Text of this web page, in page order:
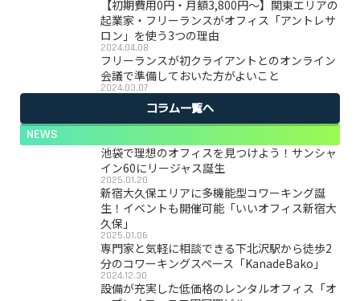
【初期費用0円・月額3,800円〜】関東エリアの
起業家・フリーランスがオフィス「アントレサ
ロン」を使う3つの理由
2024.04.08
フリーランスが初クライアントとのオンライン
会議で準備しておいた方がよいこと
2024.03.07
コラム一覧へ
NEWS
池袋で理想のオフィスを見つけよう！サンシャ
イン60にリージャス誕生
2025.01.20
新宿大久保エリアに多機能型コワーキング誕
生！イベントも開催可能「いいオフィス新宿大
久保」
2025.01.06
専門家と気軽に相談できる下北沢駅から徒歩2
分のコワーキングスペース「KanadeBako」
2024.12.30
設備が充実した低価格のレンタルオフィス「オ